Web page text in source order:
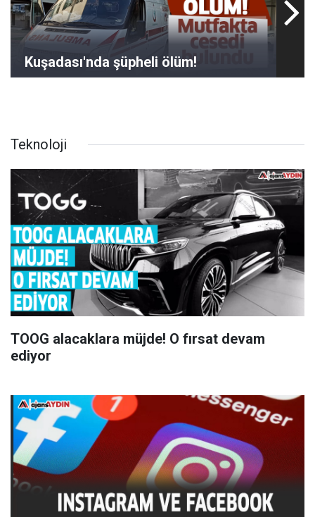
Kuşadası'nda şüpheli ölüm!
Teknoloji
TOOG alacaklara müjde! O fırsat devam
ediyor